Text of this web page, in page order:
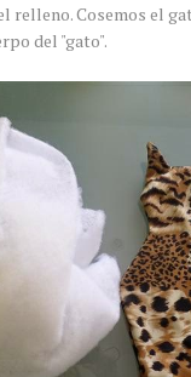
relleno. Cosemos el
del "gato".